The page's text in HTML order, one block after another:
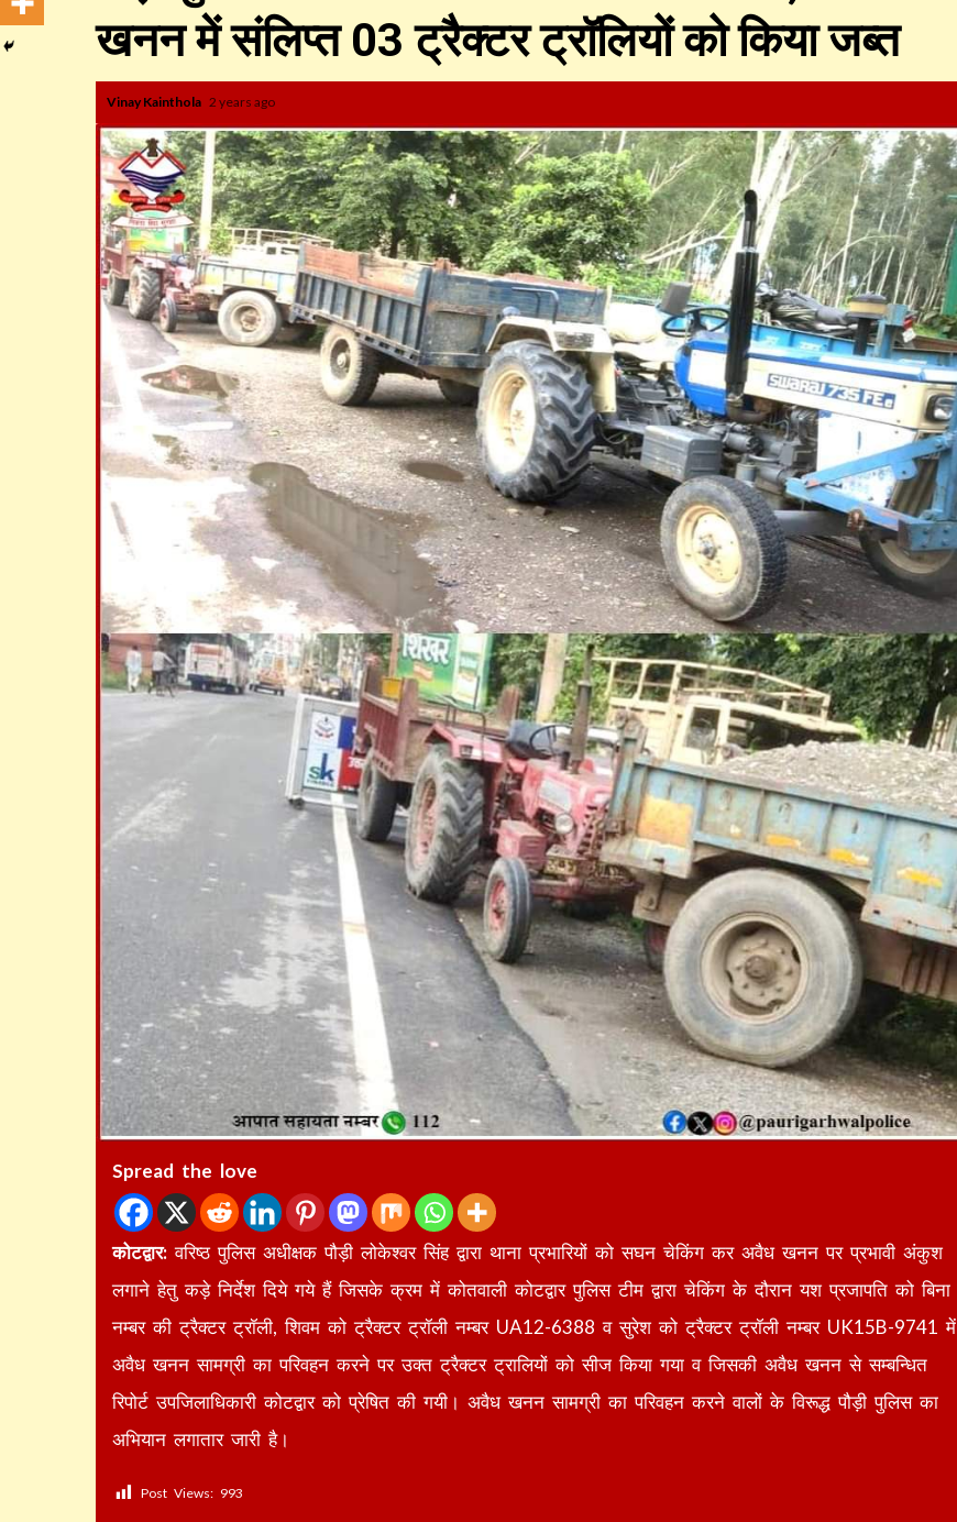
खनन में संलिप्त 03 ट्रैक्टर ट्रॉलियों को किया जब्त
Vinay Kainthola 2 years ago
Spread the love
कोटद्वार: वरिष्ठ पुलिस अधीक्षक पौड़ी लोकेश्वर सिंह द्वारा थाना प्रभारियों को सघन चेकिंग कर अवैध खनन पर प्रभावी अंकुश
लगाने हेतु कड़े निर्देश दिये गये हैं जिसके क्रम में कोतवाली कोटद्वार पुलिस टीम द्वारा चेकिंग के दौरान यश प्रजापति को बिना
नम्बर की ट्रैक्टर ट्रॉली, शिवम को ट्रैक्टर ट्रॉली नम्बर UA12-6388 व सुरेश को ट्रैक्टर ट्रॉली नम्बर UK15B-9741 में
अवैध खनन सामग्री का परिवहन करने पर उक्त ट्रैक्टर ट्रालियों को सीज किया गया व जिसकी अवैध खनन से सम्बन्धित
रिपोर्ट उपजिलाधिकारी कोटद्वार को प्रेषित की गयी। अवैध खनन सामग्री का परिवहन करने वालों के विरूद्ध पौड़ी पुलिस का
अभियान लगातार जारी है।
Post Views: 993